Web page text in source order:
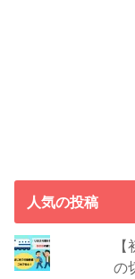
人気の投稿
の